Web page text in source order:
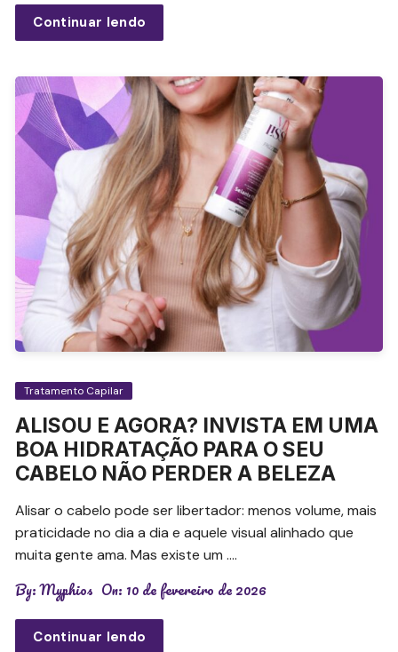
Continuar lendo
Tratamento Capilar
ALISOU E AGORA? INVISTA EM UMA
BOA HIDRATAÇÃO PARA O SEU
CABELO NÃO PERDER A BELEZA
Alisar o cabelo pode ser libertador: menos volume, mais
praticidade no dia a dia e aquele visual alinhado que
muita gente ama. Mas existe um ….
By:Myphios On: 10 de fevereiro de 2026
Continuar lendo